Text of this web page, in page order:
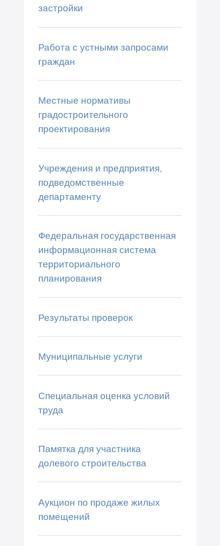
застройки
Работа с устными запросами
граждан
Местные нормативы
градостроительного
проектирования
Учреждения и предприятия,
подведомственные
департаменту
Федеральная государственная
информационная система
территориального
планирования
Результаты проверок
Муниципальные услуги
Специальная оценка условий
труда
Памятка для участника
долевого строительства
Аукцион по продаже жилых
помещений